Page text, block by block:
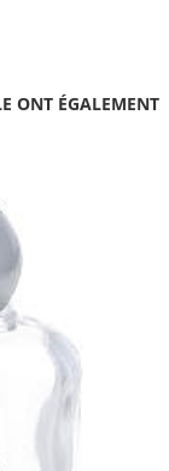
ONT ÉGALEMENT